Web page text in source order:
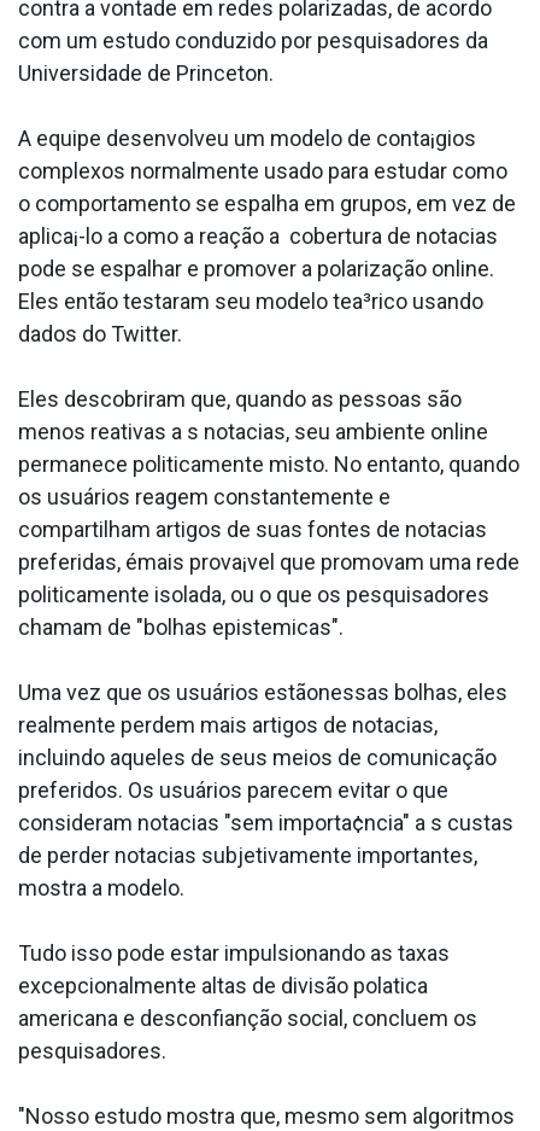
contra a vontade em redes polarizadas, de acordo
com um estudo conduzido por pesquisadores da
Universidade de Princeton.
A equipe desenvolveu um modelo de conta¡gios
complexos normalmente usado para estudar como
o comportamento se espalha em grupos, em vez de
aplica¡-lo a como a reação a cobertura de nota­cias
pode se espalhar e promover a polarização online.
Eles então testaram seu modelo tea³rico usando
dados do Twitter.
Eles descobriram que, quando as pessoas são
menos reativas a s nota­cias, seu ambiente online
permanece politicamente misto. No entanto, quando
os usuários reagem constantemente e
compartilham artigos de suas fontes de nota­cias
preferidas, émais prova¡vel que promovam uma rede
politicamente isolada, ou o que os pesquisadores
chamam de "bolhas epistemicas".
Uma vez que os usuários estãonessas bolhas, eles
realmente perdem mais artigos de nota­cias,
incluindo aqueles de seus meios de comunicação
preferidos. Os usuários parecem evitar o que
consideram nota­cias "sem importa¢ncia" a s custas
de perder nota­cias subjetivamente importantes,
mostra a modelo.
Tudo isso pode estar impulsionando as taxas
excepcionalmente altas de divisão pola­tica
americana e desconfianção social, concluem os
pesquisadores.
"Nosso estudo mostra que, mesmo sem algoritmos